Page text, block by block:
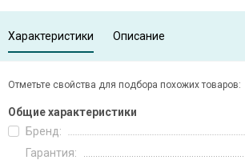
Характеристики Описание
Отметьте свойства для подбора похожих товаров:
Общие характеристики
Бренд:
Гарантия: